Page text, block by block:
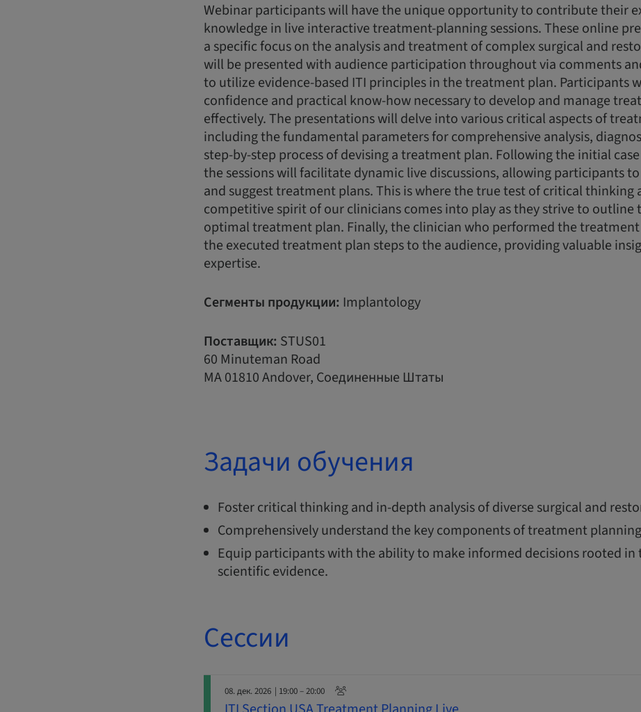
Webinar participants will have the unique opportunity to contribute their
knowledge in live interactive treatment-planning sessions. These online
a specific focus on the analysis and treatment of complex surgical and
will be presented with audience participation throughout via comments
to utilize evidence-based ITI principles in the treatment plan. Participants
confidence and practical know-how necessary to develop and manage
effectively. The presentations will delve into various critical aspects of
including the fundamental parameters for comprehensive analysis,
step-by-step process of devising a treatment plan. Following the initial
the sessions will facilitate dynamic live discussions, allowing participants
and suggest treatment plans. This is where the true test of critical thinking
competitive spirit of our clinicians comes into play as they strive to outline
optimal treatment plan. Finally, the clinician who performed the
the executed treatment plan steps to the audience, providing valuable
expertise.
Сегменты продукции: Implantology
Поставщик: STUS01
60 Minuteman Road
MA 01810 Andover, Соединенные Штаты
Задачи обучения
Foster critical thinking and in-depth analysis of diverse surgical and
Comprehensively understand the key components of treatment
Equip participants with the ability to make informed decisions rooted in
scientific evidence.
Сессии
08. дек. 2026 | 19:00 – 20:00